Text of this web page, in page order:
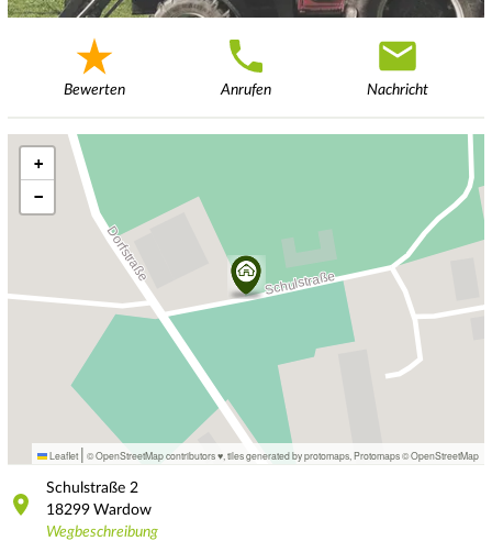
Bewerten Anrufen Nachricht
+
−
Leaflet | © OpenStreetMap contributors ♥, tiles generated by protomaps Protomaps©OpenStreetMap
Schulstraße 2
18299 Wardow
Wegbeschreibung